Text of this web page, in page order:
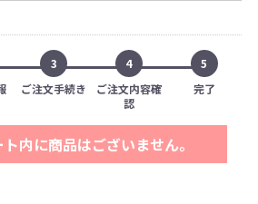
3
ご注文手続き
4
ご注文内容確
認
5
完了
内に商品はございません。